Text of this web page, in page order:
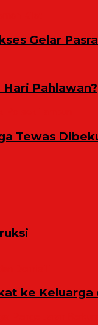
Gelar
Pahlawan?
Tewas
ke